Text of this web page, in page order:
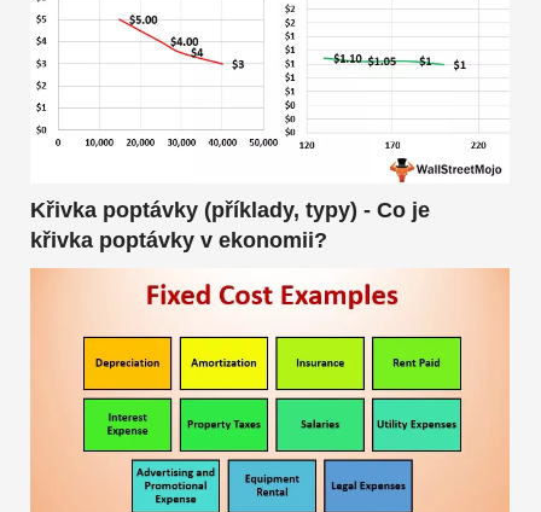
Křivka poptávky (příklady, typy) - Co je
křivka poptávky v ekonomii?